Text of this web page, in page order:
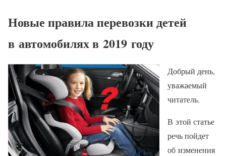
Новые правила перевозки детей
в автомобилях в 2019 году
Добрый день,
уважаемый
читатель.
В этой статье
речь пойдет
об изменения